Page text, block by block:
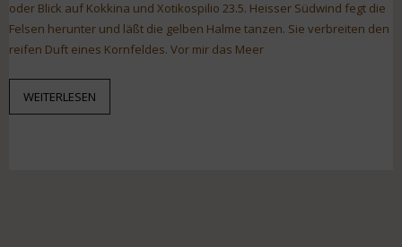
oder Blick auf Kokkina und Xotikospilio 23.5. Heisser Südwind fegt die
Felsen herunter und läßt die gelben Halme tanzen. Sie verbreiten den
reifen Duft eines Kornfeldes. Vor mir das Meer
WEITERLESEN